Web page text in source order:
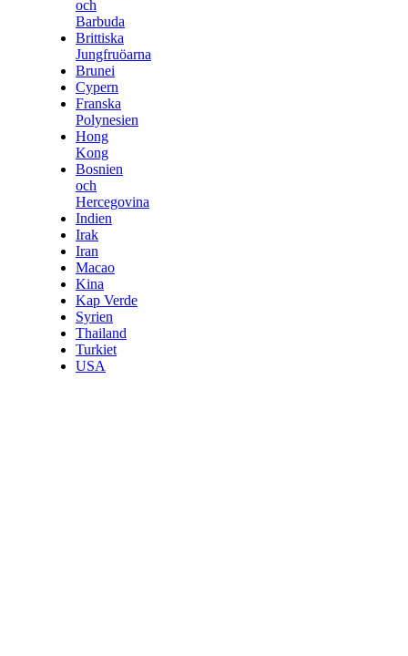
och
Barbuda
Brittiska
Jungfruöarna
Brunei
Cypern
Franska
Polynesien
Hong
Kong
Bosnien
och
Hercegovina
Indien
Irak
Iran
Macao
Kina
Kap Verde
Syrien
Thailand
Turkiet
USA